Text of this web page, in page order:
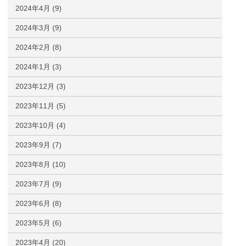
2024年4月 (9)
2024年3月 (9)
2024年2月 (8)
2024年1月 (3)
2023年12月 (3)
2023年11月 (5)
2023年10月 (4)
2023年9月 (7)
2023年8月 (10)
2023年7月 (9)
2023年6月 (8)
2023年5月 (6)
2023年4月 (20)